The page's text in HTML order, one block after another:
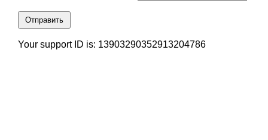
Отправить
Your support ID is: 13903290352913204786